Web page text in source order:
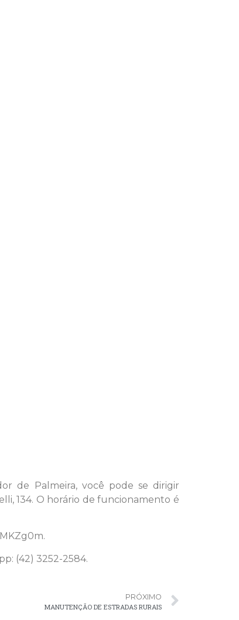
de Palmeira, você pode se dirigir
134. O horário de funcionamento é
(42) 3252-2584.
PRÓXIMO
MANUTENÇÃO DE ESTRADAS RURAIS